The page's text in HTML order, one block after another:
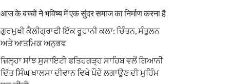
आज के बच्चों ने भविष्य में एक सुंदर समाज का निर्माण करना है
ਗੁਰਮੁਖੀ ਕੈਲੀਗ੍ਰਾਫੀ ਇੱਕ ਰੂਹਾਨੀ ਕਲਾ: ਚਿੰਤਨ, ਸੰਤੁਲਨ
ਅਤੇ ਆਤਮਿਕ ਅਨੁਭਵ
ਜ਼ਿਲ੍ਹਾ ਸਾਂਝ ਸੁਸਾਇਟੀ ਫਤਿਹਗੜ੍ਹ ਸਾਹਿਬ ਵਲੋਂ ਗਿਆਨੀ
ਦਿੱਤ ਸਿੰਘ ਖਾਲਸਾ ਦੀਵਾਨ ਵਿਖੇ ਪੌਦੇ ਲਗਾਉਣ ਦੀ ਮੁਹਿੰਮ